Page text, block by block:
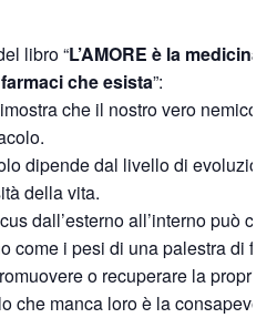
libro “L’AMORE è la medicina
che esista”:
che il nostro vero
dipende dal livello di
della vita.
dall’esterno all’interno può
come i pesi di una palestra di
o recuperare la
che manca loro è la